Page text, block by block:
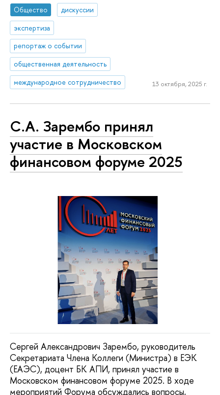
Общество
дискуссии
экспертиза
репортаж о событии
общественная деятельность
международное сотрудничество
13 октября, 2025 г.
С.А. Зарембо принял
участие в Московском
финансовом форуме 2025
Сергей Александрович Зарембо, руководитель
Секретариата Члена Коллеги (Министра) в ЕЭК
(ЕАЭС), доцент БК АПИ, принял участие в
Московском финансовом форуме 2025. В ходе
мероприятий Форума обсуждались вопросы,